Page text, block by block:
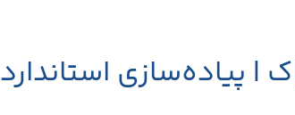
استاندارد ایزو 17025 در اراک | پیاده‌سازی استاندارد